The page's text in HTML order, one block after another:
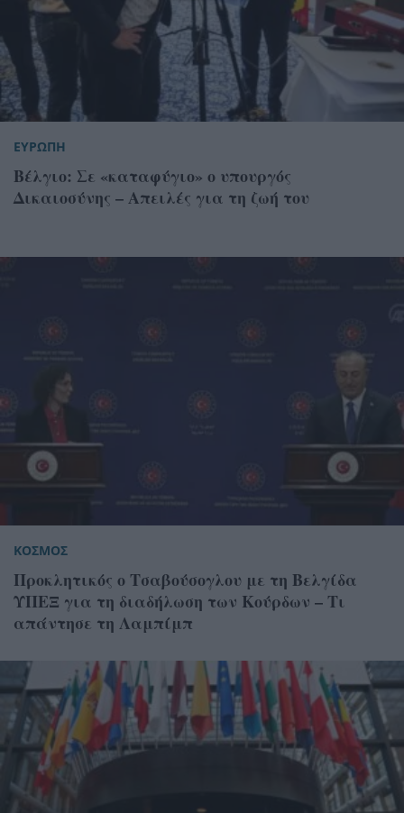
ΕΥΡΩΠΗ
Bέλγιο: Σε «καταφύγιο» ο υπουργός
Δικαιοσύνης – Απειλές για τη ζωή του
ΚΟΣΜΟΣ
Προκλητικός ο Τσαβούσογλου με τη Βελγίδα
ΥΠΕΞ για τη διαδήλωση των Κούρδων – Τι
απάντησε τη Λαμπίμπ